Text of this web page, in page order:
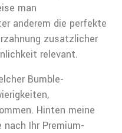
man
anderem die perfekte
zusatzlicher
relevant.
Bumble-
Hinten meine
Ihr Premium-